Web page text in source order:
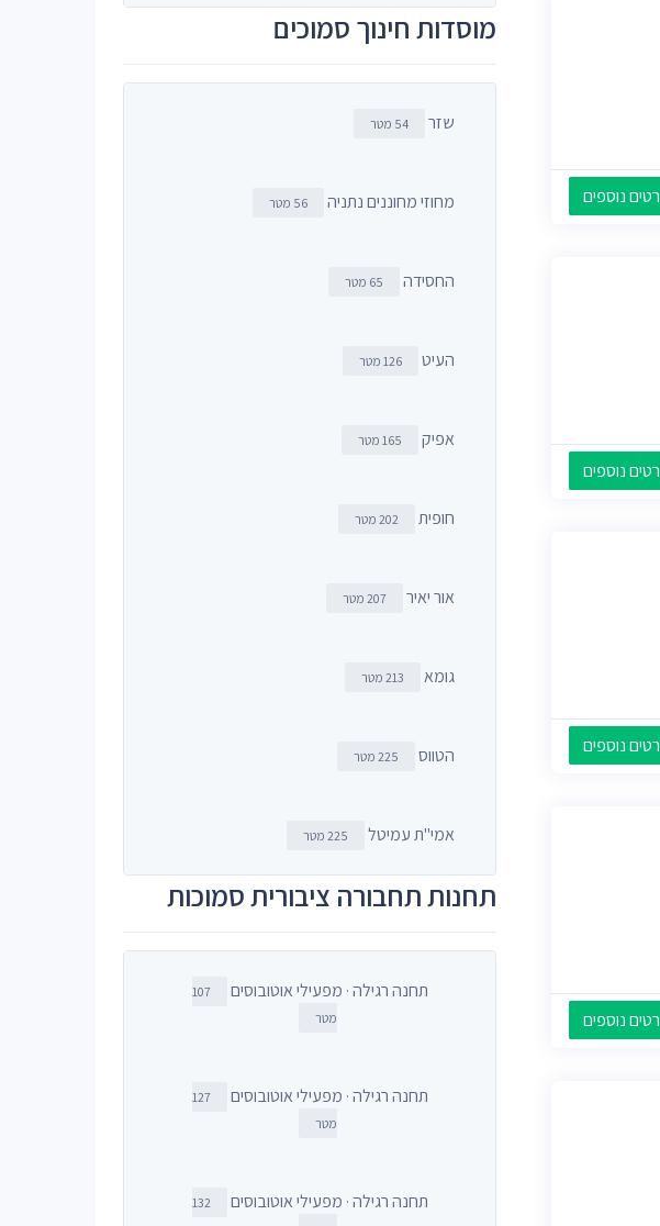
נוספים
נוספים
נוספים
נוספים
מוסדות חינוך סמוכים
שזר 54 מטר
מחוזי מחוננים נתניה 56 מטר
החסידה 65 מטר
העיט 126 מטר
אפיק 165 מטר
חופית 202 מטר
אור יאיר 207 מטר
גומא 213 מטר
הטווס 225 מטר
אמי"ת עמיטל 225 מטר
תחנות תחבורה ציבורית סמוכות
תחנה רגילה · מפעילי אוטובוסים
107
מטר
תחנה רגילה · מפעילי אוטובוסים
127
מטר
תחנה רגילה · מפעילי אוטובוסים
132